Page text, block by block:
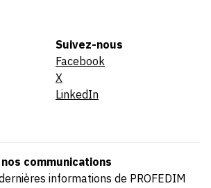
Suivez-nous
Facebook
X
LinkedIn
communications
informations de PROFEDIM